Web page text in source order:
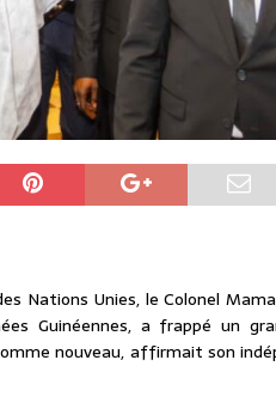
Nations Unies, le Colonel
Guinéennes, a frappé un
nouveau, affirmait son